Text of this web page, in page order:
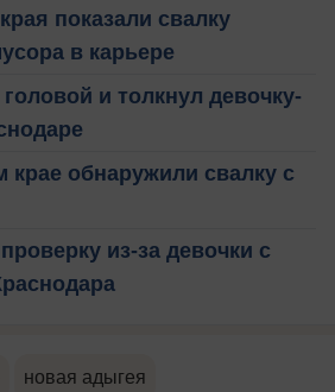
показали свалку
в карьере
и толкнул девочку-
крае обнаружили свалку с
из-за девочки с
новая адыгея